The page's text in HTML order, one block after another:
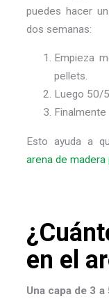
puedes hacer
dos semanas:
Empieza
pellets.
Luego 50/
Esto ayuda a
arena de madera
en el
Una capa de 3